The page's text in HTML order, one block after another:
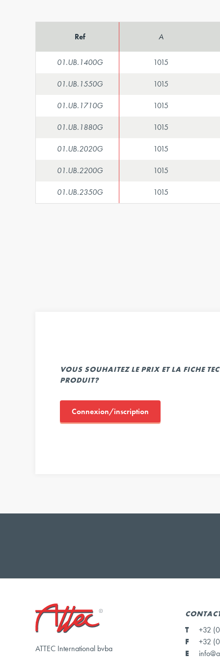
Ref A
01.UB.1400G 1015
01.UB.1550G 1015
01.UB.1710G 1015
01.UB.1880G 1015
01.UB.2020G 1015
01.UB.2200G 1015
01.UB.2350G 1015
VOUS SOUHAITEZ LE PRIX ET LA FICHE
PRODUIT?
Connexion/inscription
ATTEC International bvba
T
+32
F
+32
E